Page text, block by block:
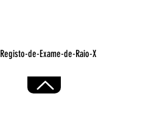
Visualização rápida
Registo-de-Exame-de-Raio-X